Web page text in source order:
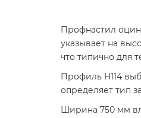
Профнастил
указывает на
что типично для
Профиль H114
определяет тип
Ширина 750 мм